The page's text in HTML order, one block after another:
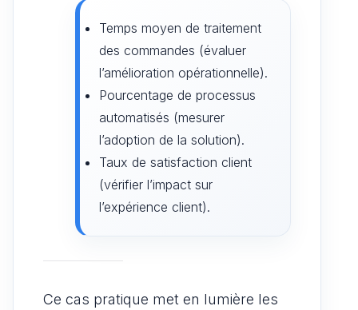
Temps moyen de traitement
des commandes (évaluer
l’amélioration opérationnelle).
Pourcentage de processus
automatisés (mesurer
l’adoption de la solution).
Taux de satisfaction client
(vérifier l’impact sur
l’expérience client).
Ce cas pratique met en lumière les